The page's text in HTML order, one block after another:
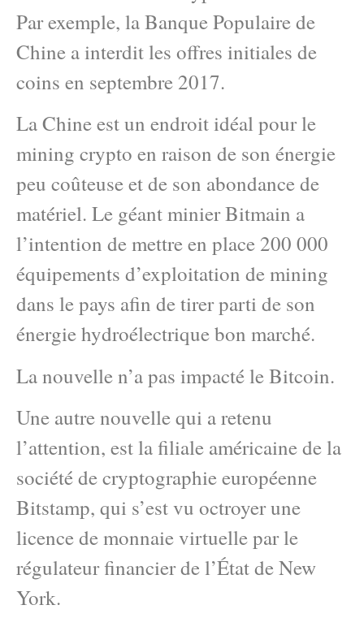
Par exemple, la Banque Populaire de
Chine a interdit les offres initiales de
coins en septembre 2017.
La Chine est un endroit idéal pour le
mining crypto en raison de son énergie
peu coûteuse et de son abondance de
matériel. Le géant minier Bitmain a
l’intention de mettre en place 200 000
équipements d’exploitation de mining
dans le pays afin de tirer parti de son
énergie hydroélectrique bon marché.
La nouvelle n’a pas impacté le Bitcoin.
Une autre nouvelle qui a retenu
l’attention, est la filiale américaine de la
société de cryptographie européenne
Bitstamp, qui s’est vu octroyer une
licence de monnaie virtuelle par le
régulateur financier de l’État de New
York.